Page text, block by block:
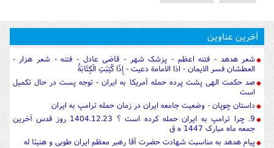
آخرین عناوین
شعر هدهد - فتنه اعظم - پزشک شهر - قاضی عادل - فتنه - شعر هزار -
العطشان فسر الایمان - اذا الامامة دعیت - إِذَا كُتِبَتِ الْكِتَابَةُ
صد حکمت الهی پشت پرده حمله آمریکا به ایران - توجه پست در حال تکمیل
است
داستان چوپان - وضعیت جامعه ایران در زمان حمله ترامپ به ایران
9. چرا ترامپ به ایران حمله کرده است ؟ 1404.12.23 روز قدس آخرین
جمعه ماه مبارک 1447 ه ق
پیام هدهد به مناسبت شهادت حضرت آقا رهبر معظم ایران طوبی و هنیئا له